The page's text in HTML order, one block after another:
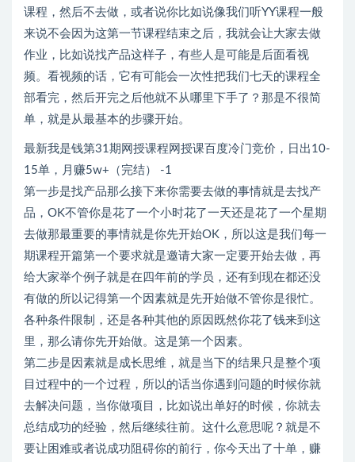
课程，然后不去做，或者说你比如说像我们听YY课程一般
来说不会因为这第一节课程结束之后，我就会让大家去做
作业，比如说找产品这样子，有些人是可能是后面看视
频。看视频的话，它有可能会一次性把我们七天的课程全
部看完，然后开完之后他就不从哪里下手了？那是不很简
单，就是从最基本的步骤开始。
最新我是钱第31期网授课程网授课百度冷门竞价，日出10-
15单，月赚5w+（完结） -1
第一步是找产品那么接下来你需要去做的事情就是去找产
品，OK不管你是花了一个小时花了一天还是花了一个星期
去做那最重要的事情就是你先开始OK，所以这是我们每一
期课程开篇第一个要求就是邀请大家一定要开始去做，再
给大家举个例子就是在四年前的学员，还有到现在都还没
有做的所以记得第一个因素就是先开始做不管你是很忙。
各种条件限制，还是各种其他的原因既然你花了钱来到这
里，那么请你先开始做。这是第一个因素。
第二步是因素就是成长思维，就是当下的结果只是整个项
目过程中的一个过程，所以的话当你遇到问题的时候你就
去解决问题，当你做项目，比如说出单好的时候，你就去
总结成功的经验，然后继续往前。这什么意思呢？就是不
要让困难或者说成功阻碍你的前行，你今天出了十单，赚